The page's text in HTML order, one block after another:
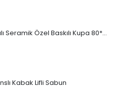
Ankara Temalı Seramik Özel Baskılı Kupa 80*95mm
Kabak Lifli Sabun